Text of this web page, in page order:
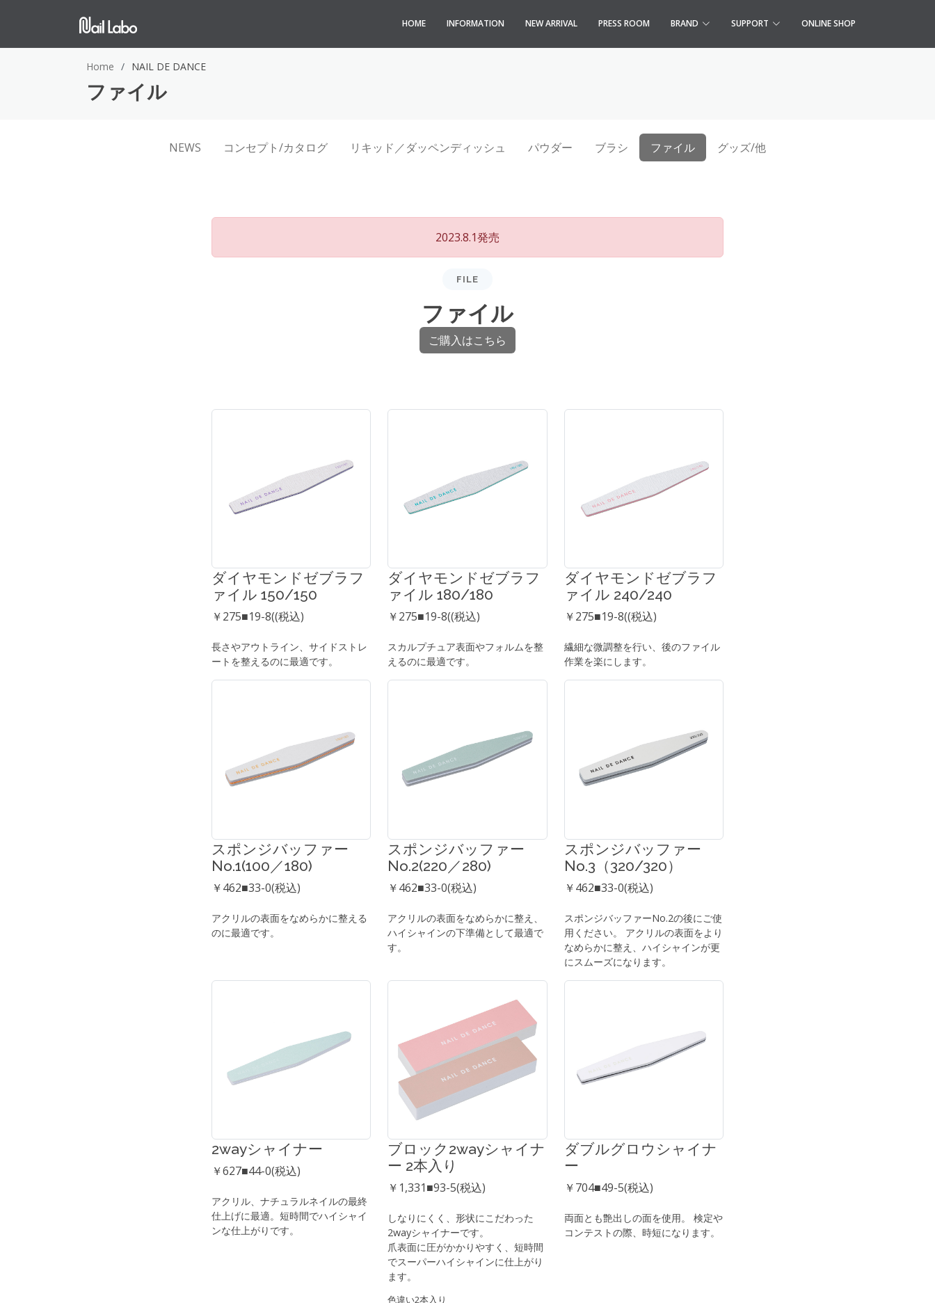
HOME INFORMATION NEW ARRIVAL PRESS ROOM BRAND SUPPORT ONLINE SHOP
Home NAIL DE DANCE
ファイル
NEWS コンセプト/カタログ リキッド／ダッペンディッシュ パウダー ブラシ ファイル グッズ/他
2023.8.1発売
FILE
ファイル
ご購入はこちら
ダイヤモンドゼブラフ
ァイル 150/150
￥275■19-8((税込)
長さやアウトライン、サイドストレ
ートを整えるのに最適です。
ダイヤモンドゼブラフ
ァイル 180/180
￥275■19-8((税込)
スカルプチュア表面やフォルムを整
えるのに最適です。
ダイヤモンドゼブラフ
ァイル 240/240
￥275■19-8((税込)
繊細な微調整を行い、後のファイル
作業を楽にします。
スポンジバッファー
No.1(100／180)
￥462■33-0(税込)
アクリルの表面をなめらかに整える
のに最適です。
スポンジバッファー
No.2(220／280)
￥462■33-0(税込)
アクリルの表面をなめらかに整え、
ハイシャインの下準備として最適で
す。
スポンジバッファー
No.3（320/320）
￥462■33-0(税込)
スポンジバッファーNo.2の後にご使
用ください。 アクリルの表面をより
なめらかに整え、ハイシャインが更
にスムーズになります。
2wayシャイナー
￥627■44-0(税込)
アクリル、ナチュラルネイルの最終
仕上げに最適。短時間でハイシャイ
ンな仕上がりです。
ブロック2wayシャイナ
ー 2本入り
￥1,331■93-5(税込)
しなりにくく、形状にこだわった
2wayシャイナーです。
爪表面に圧がかかりやすく、短時間
でスーパーハイシャインに仕上がり
ます。
色違い2本入り
ダブルグロウシャイナ
ー
￥704■49-5(税込)
両面とも艶出しの面を使用。 検定や
コンテストの際、時短になります。